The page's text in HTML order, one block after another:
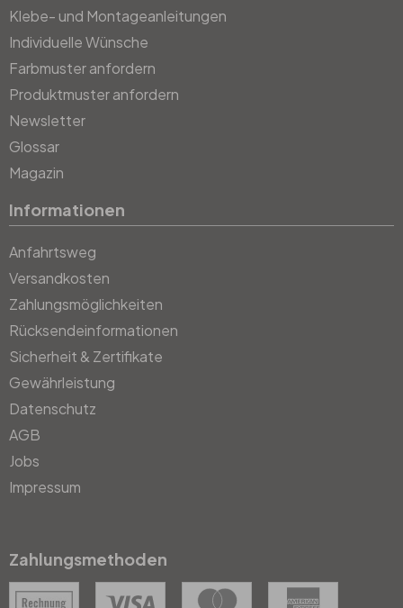
Klebe- und Montageanleitungen
Individuelle Wünsche
Farbmuster anfordern
Produktmuster anfordern
Newsletter
Glossar
Magazin
Informationen
Anfahrtsweg
Versandkosten
Zahlungsmöglichkeiten
Rücksendeinformationen
Sicherheit & Zertifikate
Gewährleistung
Datenschutz
AGB
Jobs
Impressum
Zahlungsmethoden